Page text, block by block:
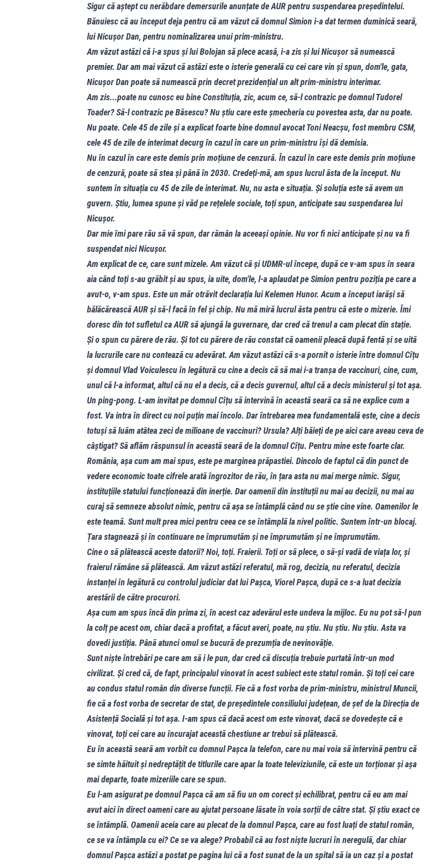
Sigur că aștept cu nerăbdare demersurile anunțate de AUR pentru suspendarea președintelui.
Bănuiesc că au început deja pentru că am văzut că domnul Simion i-a dat termen duminică seară,
lui Nicușor Dan, pentru nominalizarea unui prim-ministru.
Am văzut astăzi că i-a spus și lui Bolojan să plece acasă, i-a zis și lui Nicușor să numească
premier. Dar am mai văzut că astăzi este o isterie generală cu cei care vin și spun, dom'le, gata,
Nicușor Dan poate să numească prin decret prezidențial un alt prim-ministru interimar.
Am zis...poate nu cunosc eu bine Constituția, zic, acum ce, să-l contrazic pe domnul Tudorel
Toader? Să-l contrazic pe Băsescu? Nu știu care este șmecheria cu povestea asta, dar nu poate.
Nu poate. Cele 45 de zile și a explicat foarte bine domnul avocat Toni Neacșu, fost membru CSM,
cele 45 de zile de interimat decurg în cazul în care un prim-ministru își dă demisia.
Nu în cazul în care este demis prin moțiune de cenzură. În cazul în care este demis prin moțiune
de cenzură, poate să stea și până în 2030. Credeți-mă, am spus lucrul ăsta de la început. Nu
suntem în situația cu 45 de zile de interimat. Nu, nu asta e situația. Și soluția este să avem un
guvern. Știu, lumea spune și văd pe rețelele sociale, toți spun, anticipate sau suspendarea lui
Nicușor.
Dar mie îmi pare rău să vă spun, dar rămân la aceeași opinie. Nu vor fi nici anticipate și nu va fi
suspendat nici Nicușor.
Am explicat de ce, care sunt mizele. Am văzut că și UDMR-ul începe, după ce v-am spus în seara
aia când toți s-au grăbit și au spus, ia uite, dom'le, l-a aplaudat pe Simion pentru poziția pe care a
avut-o, v-am spus. Este un măr otrăvit declarația lui Kelemen Hunor. Acum a început iarăși să
bălăcărească AUR și să-l facă în fel și chip. Nu mă miră lucrul ăsta pentru că este o mizerie. Îmi
doresc din tot sufletul ca AUR să ajungă la guvernare, dar cred că trenul a cam plecat din stație.
Și o spun cu părere de rău. Și tot cu părere de rău constat că oamenii pleacă după fentă și se uită
la lucrurile care nu contează cu adevărat. Am văzut astăzi că s-a pornit o isterie între domnul Cîțu
și domnul Vlad Voiculescu în legătură cu cine a decis că să mai i-a tranșa de vaccinuri, cine, cum,
unul că l-a informat, altul că nu el a decis, că a decis guvernul, altul că a decis ministerul și tot așa.
Un ping-pong. L-am invitat pe domnul Cîțu să intervină în această seară ca să ne explice cum a
fost. Va intra în direct cu noi puțin mai încolo. Dar întrebarea mea fundamentală este, cine a decis
totuși să luăm atâtea zeci de milioane de vaccinuri? Ursula? Alți băieți de pe aici care aveau ceva de
câștigat? Să aflăm răspunsul în această seară de la domnul Cîțu. Pentru mine este foarte clar.
România, așa cum am mai spus, este pe marginea prăpastiei. Dincolo de faptul că din punct de
vedere economic toate cifrele arată îngrozitor de rău, în țara asta nu mai merge nimic. Sigur,
instituțiile statului funcționează din inerție. Dar oamenii din instituții nu mai au decizii, nu mai au
curaj să semneze absolut nimic, pentru că așa se întâmplă când nu se știe cine vine. Oamenilor le
este teamă. Sunt mult prea mici pentru ceea ce se întâmplă la nivel politic. Suntem într-un blocaj.
Țara stagnează și în continuare ne împrumutăm și ne împrumutăm și ne împrumutăm.
Cine o să plătească aceste datorii? Noi, toți. Fraierii. Toți or să plece, o să-și vadă de viața lor, și
fraierul rămâne să plătească. Am văzut astăzi referatul, mă rog, decizia, nu referatul, decizia
instanței în legătură cu controlul judiciar dat lui Pașca, Viorel Pașca, după ce s-a luat decizia
arestării de către procurori.
Așa cum am spus încă din prima zi, în acest caz adevărul este undeva la mijloc. Eu nu pot să-l pun
la colț pe acest om, chiar dacă a profitat, a făcut averi, poate, nu știu. Nu știu. Nu știu. Asta va
dovedi justiția. Până atunci omul se bucură de prezumția de nevinovăție.
Sunt niște întrebări pe care am să i le pun, dar cred că discuția trebuie purtată într-un mod
civilizat. Și cred că, de fapt, principalul vinovat în acest subiect este statul român. Și toți cei care
au condus statul român din diverse funcții. Fie că a fost vorba de prim-ministru, ministrul Muncii,
fie că a fost vorba de secretar de stat, de președintele consiliului județean, de șef de la Direcția de
Asistență Socială și tot așa. I-am spus că dacă acest om este vinovat, dacă se dovedește că e
vinovat, toți cei care au încurajat această chestiune ar trebui să plătească.
Eu în această seară am vorbit cu domnul Pașca la telefon, care nu mai voia să intervină pentru că
se simte hăituit și nedreptățit de titlurile care apar la toate televiziunile, că este un torționar și așa
mai departe, toate mizeriile care se spun.
Eu l-am asigurat pe domnul Pașca că am să fiu un om corect și echilibrat, pentru că eu am mai
avut aici în direct oameni care au ajutat persoane lăsate în voia sorții de către stat. Și știu exact ce
se întâmplă. Oamenii aceia care au plecat de la domnul Pașca, care au fost luați de statul român,
ce se va întâmpla cu ei? Ce se va alege? Probabil că au fost niște lucruri în neregulă, dar chiar
domnul Pașca astăzi a postat pe pagina lui că a fost sunat de la un spital să ia un caz și a postat